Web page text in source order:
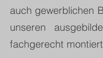
auch gewerblichen
unseren
fachgerecht